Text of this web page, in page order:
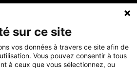
Le groupe
Politique Qualité
sur ce site
vos données à travers ce site afin de
Vous pouvez consentir à tous
à ceux que vous sélectionnez, ou